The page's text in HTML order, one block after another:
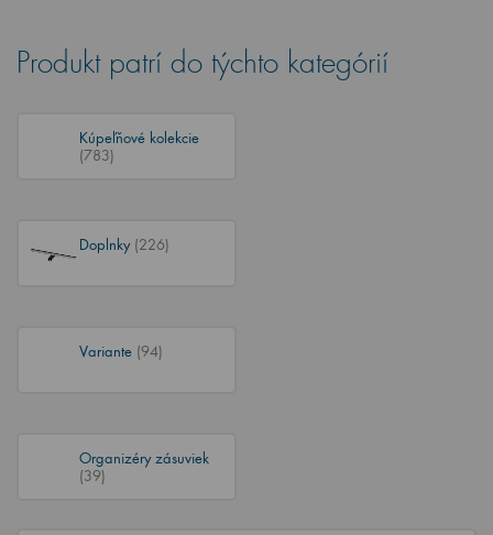
Produkt patrí do týchto kategórií
Kúpeľňové kolekcie
(783)
Doplnky (226)
Variante (94)
Organizéry zásuviek
(39)